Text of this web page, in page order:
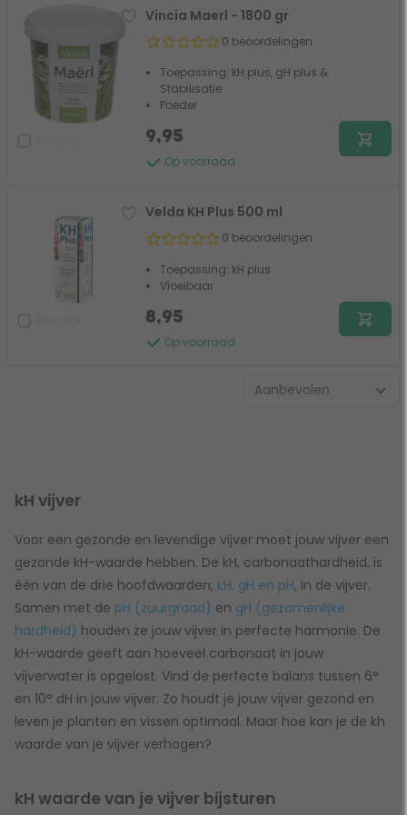
Vincia Maerl - 1800 gr
0 beoordelingen
Toepassing: kH plus, gH plus &
Stabilisatie
Poeder
Op voorraad
9,95
Velda KH Plus 500 ml
0 beoordelingen
Toepassing: kH plus
Vloeibaar
Op voorraad
8,95
kH vijver
Voor een gezonde en levendige vijver moet jouw vijver een
gezonde kH-waarde hebben. De kH, carbonaathardheid, is
één van de drie hoofdwaarden, kH, gH en pH, in de vijver.
Samen met de pH (zuurgraad) en gH (gezamenlijke
hardheid) houden ze jouw vijver in perfecte harmonie. De
kH-waarde geeft aan hoeveel carbonaat in jouw
vijverwater is opgelost. Vind de perfecte balans tussen 6°
en 10° dH in jouw vijver. Zo houdt je jouw vijver gezond en
leven je planten en vissen optimaal. Maar hoe kan je de kh
waarde van je vijver verhogen?
kH waarde van je vijver bijsturen